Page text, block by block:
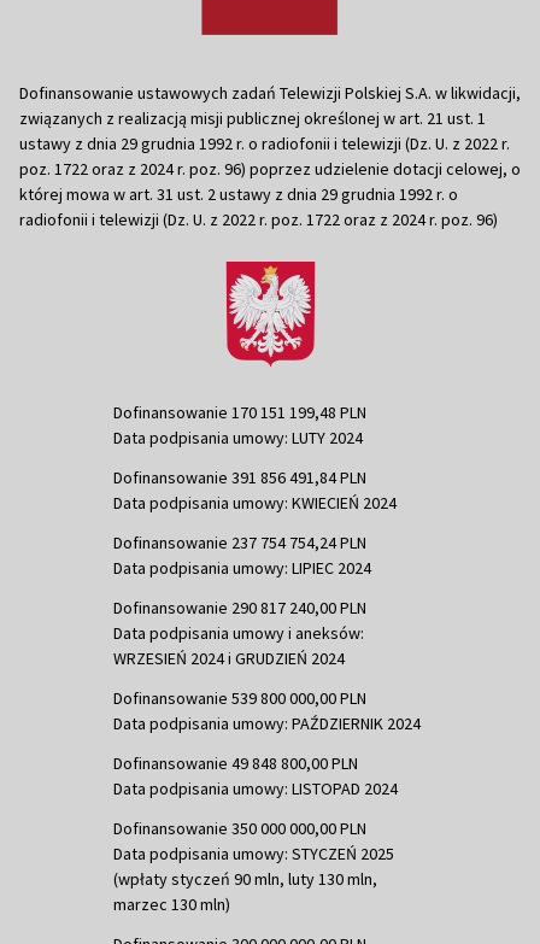
Dofinansowanie ustawowych zadań Telewizji Polskiej S.A. w likwidacji,
związanych z realizacją misji publicznej określonej w art. 21 ust. 1
ustawy z dnia 29 grudnia 1992 r. o radiofonii i telewizji (Dz. U. z 2022 r.
poz. 1722 oraz z 2024 r. poz. 96) poprzez udzielenie dotacji celowej, o
której mowa w art. 31 ust. 2 ustawy z dnia 29 grudnia 1992 r. o
radiofonii i telewizji (Dz. U. z 2022 r. poz. 1722 oraz z 2024 r. poz. 96)
Dofinansowanie 170 151 199,48 PLN
Data podpisania umowy: LUTY 2024
Dofinansowanie 391 856 491,84 PLN
Data podpisania umowy: KWIECIEŃ 2024
Dofinansowanie 237 754 754,24 PLN
Data podpisania umowy: LIPIEC 2024
Dofinansowanie 290 817 240,00 PLN
Data podpisania umowy i aneksów:
WRZESIEŃ 2024 i GRUDZIEŃ 2024
Dofinansowanie 539 800 000,00 PLN
Data podpisania umowy: PAŹDZIERNIK 2024
Dofinansowanie 49 848 800,00 PLN
Data podpisania umowy: LISTOPAD 2024
Dofinansowanie 350 000 000,00 PLN
Data podpisania umowy: STYCZEŃ 2025
(wpłaty styczeń 90 mln, luty 130 mln,
marzec 130 mln)